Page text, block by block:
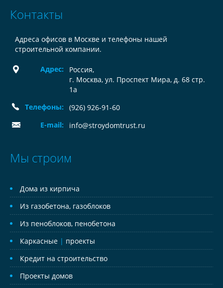
Контакты
Адреса офисов в Москве и телефоны нашей
строительной компании.
Адрес: Россия,
г. Москва, ул. Проспект Мира, д. 68 стр.
1а
Телефоны:
(926) 926-91-60
E-mail:
info@stroydomtrust.ru
Мы строим
Дома из кирпича
Из газобетона, газоблоков
Из пеноблоков, пенобетона
Каркасные | проекты
Кредит на строительство
Проекты домов